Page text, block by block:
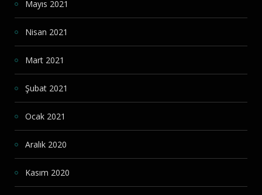
Mayıs 2021
Nisan 2021
Mart 2021
Şubat 2021
Ocak 2021
Aralık 2020
Kasım 2020